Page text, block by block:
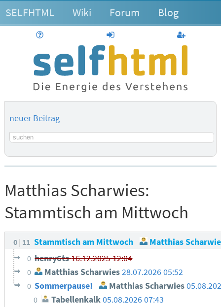
SELFHTML Wiki Forum Blog
anmelden
neuer Beitrag
Suchbegriff
Matthias Scharwies:
Stammtisch am Mittwoch
0 11 Stammtisch am Mittwoch Matthias
0 henry6ts16.12.2025 12:04
0 Matthias Scharwies28.07.2026 05:52
0 Sommerpause! Matthias Scharwies
0 Tabellenkalk 05.08.2026 07:43